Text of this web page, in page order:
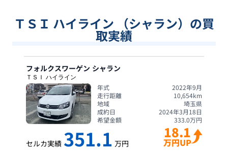
ＴＳＩ ハイライン （シャラン）の買
取実績
フォルクスワーゲン シャラン
ＴＳＩ ハイライン
年式
2022年9月
走行距離
10,654km
地域
埼玉県
成約日
2024年3月18日
希望金額
333.0万円
セルカ実績 351.1 万円
18.1
万円UP